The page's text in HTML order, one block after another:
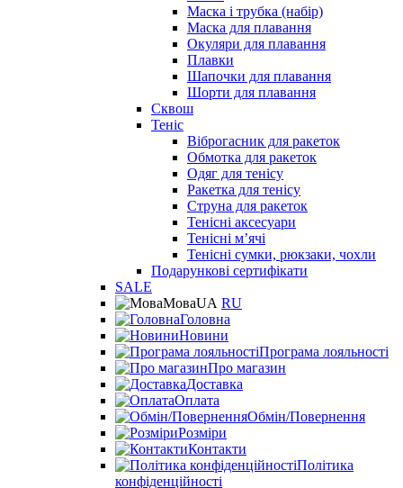
Маска і трубка (набір)
Маска для плавання
Окуляри для плавання
Плавки
Шапочки для плавання
Шорти для плавання
Сквош
Теніс
Віброгасник для ракеток
Обмотка для ракеток
Одяг для тенісу
Ракетка для тенісу
Струна для ракеток
Тенісні аксесуари
Тенісні мʼячі
Тенісні сумки, рюкзаки, чохли
Подарункові сертифікати
SALE
МоваUA RU
Головна
Новини
Програма лояльності
Про магазин
Доставка
Оплата
Обмін/Повернення
Розміри
Контакти
Політика
конфіденційності